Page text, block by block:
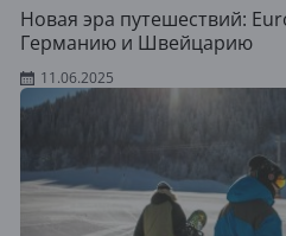
Новая эра путешествий:
Германию и Швейцарию
11.06.2025